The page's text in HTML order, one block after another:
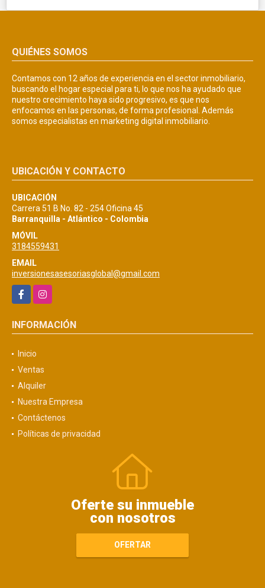
QUIÉNES SOMOS
Contamos con 12 años de experiencia en el sector inmobiliario,
buscando el hogar especial para ti, lo que nos ha ayudado que
nuestro crecimiento haya sido progresivo, es que nos
enfocamos en las personas, de forma profesional. Además
somos especialistas en marketing digital inmobiliario.
UBICACIÓN Y CONTACTO
UBICACIÓN
Carrera 51 B No. 82 - 254 Oficina 45
Barranquilla - Atlántico - Colombia
MÓVIL
3184559431
EMAIL
inversionesasesoriasglobal@gmail.com
FacebookInstagram
INFORMACIÓN
Inicio
Ventas
Alquiler
Nuestra Empresa
Contáctenos
Políticas de privacidad
Oferte su inmueble
con nosotros
OFERTAR